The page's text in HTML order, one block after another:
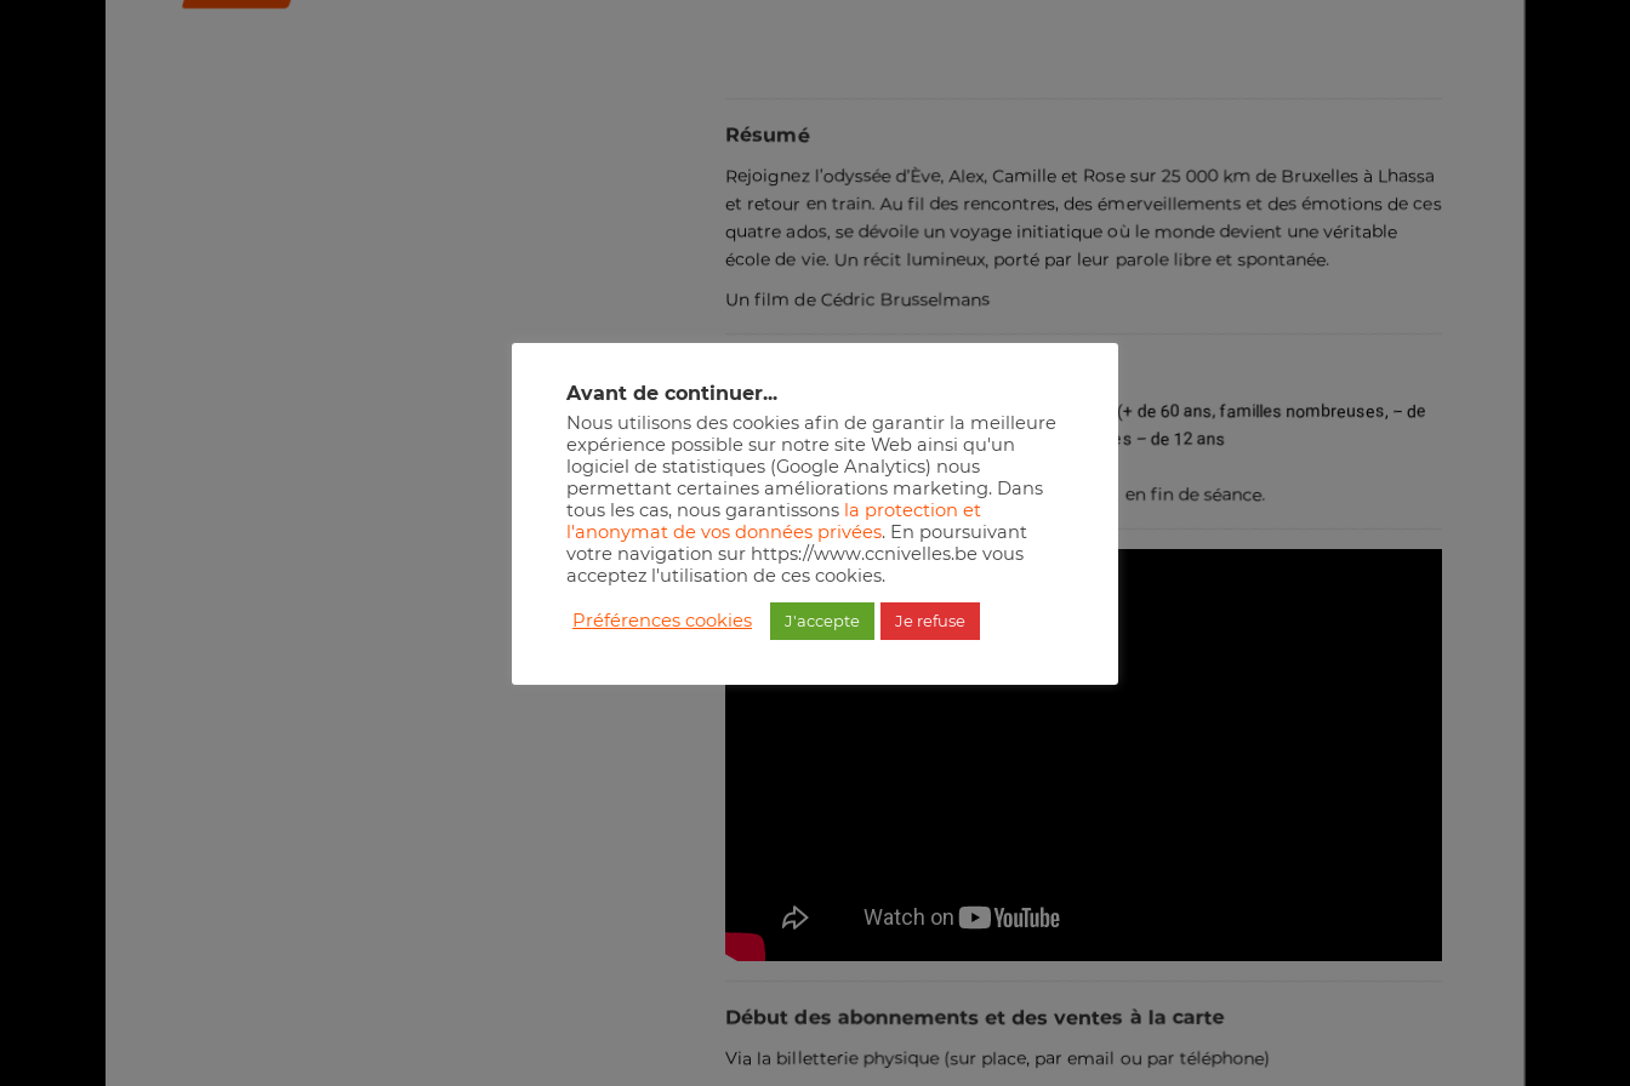
Résumé
Rejoignez l’odyssée d’Ève, Alex, Camille et Rose sur 25 000 km de Bruxelles à Lhassa
et retour en train. Au fil des rencontres, des émerveillements et des émotions de ces
quatre ados, se dévoile un voyage initiatique où le monde devient une véritable
école de vie. Un récit lumineux, porté par leur parole libre et spontanée.
Un film de Cédric Brusselmans
Tarifs à la séance : 12,00 € (tarif plein) / 10,00 € (+ de 60 ans, familles nombreuses, – de
26 ans et demandeurs d’emploi) / Gratuit pour les – de 12 ans
Bar à la pause dans le foyer
Rencontre avec le conférencier à la pause et en fin de séance.
Début des abonnements et des ventes à la carte
Via la billetterie physique (sur place, par email ou par téléphone)
Avant de continuer...
Nous utilisons des cookies afin de garantir la meilleure
expérience possible sur notre site Web ainsi qu'un
logiciel de statistiques (Google Analytics) nous
permettant certaines améliorations marketing. Dans
tous les cas, nous garantissons la protection et
l'anonymat de vos données privées. En poursuivant
votre navigation sur https://www.ccnivelles.be vous
acceptez l'utilisation de ces cookies.
Préférences cookies J'accepte Je refuse